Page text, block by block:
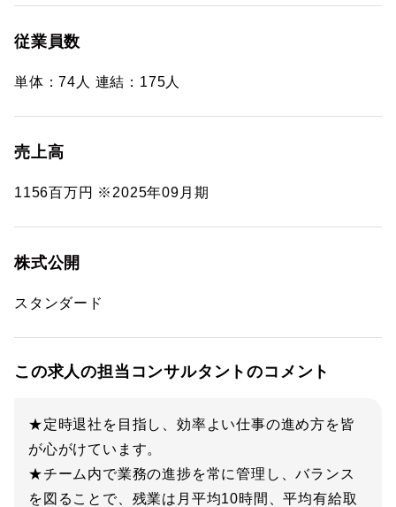
従業員数
単体：74人 連結：175人
売上高
1156百万円 ※2025年09月期
株式公開
スタンダード
この求人の担当コンサルタントのコメント
★定時退社を目指し、効率よい仕事の進め方を皆
が心がけています。
★チーム内で業務の進捗を常に管理し、バランス
を図ることで、残業は月平均10時間、平均有給取